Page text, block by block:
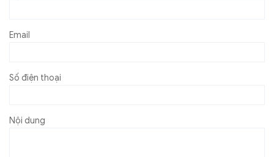
Email
Số điện thoại
Nội dung